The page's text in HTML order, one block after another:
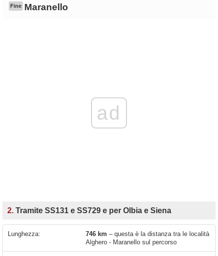
Fine Maranello
ad
2. Tramite SS131 e SS729 e per Olbia e Siena
Lunghezza: 746 km – questa è la distanza tra le località
Alghero - Maranello sul percorso